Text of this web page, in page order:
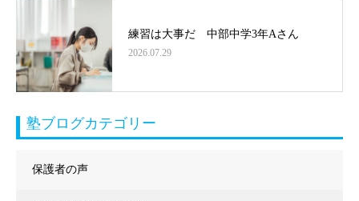
練習は大事だ 中部中学3年Aさん
2026.07.29
塾ブログカテゴリー
保護者の声